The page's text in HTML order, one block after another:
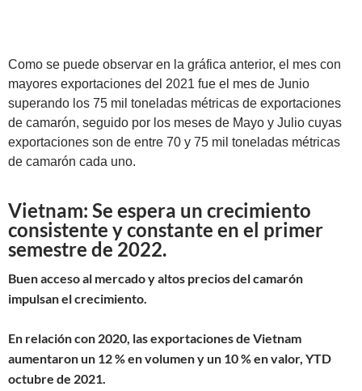
Como se puede observar en la gráfica anterior, el mes con
mayores exportaciones del 2021 fue el mes de Junio
superando los 75 mil toneladas métricas de exportaciones
de camarón, seguido por los meses de Mayo y Julio cuyas
exportaciones son de entre 70 y 75 mil toneladas métricas
de camarón cada uno.
Vietnam: Se espera un crecimiento
consistente y constante en el primer
semestre de 2022.
Buen acceso al mercado y altos precios del camarón
impulsan el crecimiento.
En relación con 2020, las exportaciones de Vietnam
aumentaron un 12 % en volumen y un 10 % en valor, YTD
octubre de 2021.